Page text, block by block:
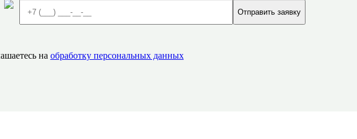
на обработку персональных данных